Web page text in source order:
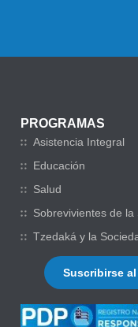
PROGRAMAS
Asistencia Integral
Educación
Salud
Sobrevivientes de la
Tzedaká y la
Suscribirse